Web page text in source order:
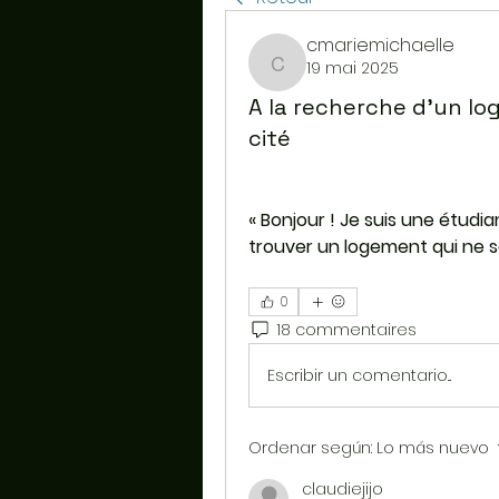
cmariemichaelle
cmariemichaelle
19 mai 2025
A la recherche d'un
cité
« Bonjour ! Je suis une
trouver un logement qui ne
0
18 commentaires
Escribir un comentario...
Ordenar según: Lo más nuevo
claudiejijo